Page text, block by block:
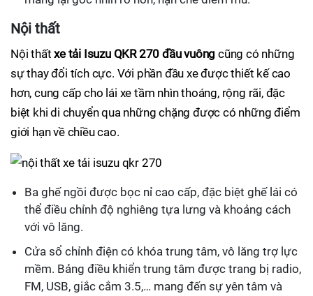
Nội thất
Nội thấtxe tải Isuzu QKR 270 đầu vuông cũng có những
sự thay đổi tích cực. Với phần đầu xe được thiết kế cao
hơn, cung cấp cho lái xe tầm nhìn thoáng, rộng rãi, đặc
biệt khi di chuyển qua những chặng được có những điểm
giới hạn về chiều cao.
Ba ghế ngồi được bọc nỉ cao cấp, đặc biệt ghế lái có
thể điều chỉnh độ nghiêng tựa lưng và khoảng cách
với vô lăng.
Cửa sổ chỉnh điện có khóa trung tâm, vô lăng trợ lực
mềm. Bảng điều khiển trung tâm được trang bị radio,
FM, USB, giắc cắm 3.5,… mang đến sự yên tâm và